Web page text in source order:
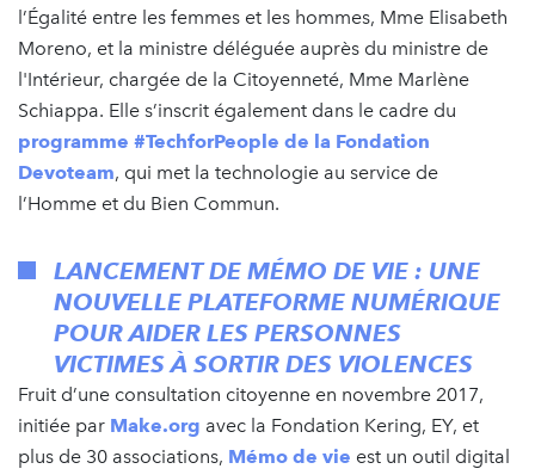
l’Égalité entre les femmes et les hommes, Mme Elisabeth
Moreno, et la ministre déléguée auprès du ministre de
l'Intérieur, chargée de la Citoyenneté, Mme Marlène
Schiappa. Elle s’inscrit également dans le cadre du
programme #TechforPeople de la Fondation
Devoteam, qui met la technologie au service de
l’Homme et du Bien Commun.
LANCEMENT DE MÉMO DE VIE : UNE
NOUVELLE PLATEFORME NUMÉRIQUE
POUR AIDER LES PERSONNES
VICTIMES À SORTIR DES VIOLENCES
Fruit d’une consultation citoyenne en novembre 2017,
initiée par Make.org avec la Fondation Kering, EY, et
plus de 30 associations, Mémo de vie est un outil digital